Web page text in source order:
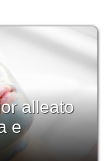
alleato
e